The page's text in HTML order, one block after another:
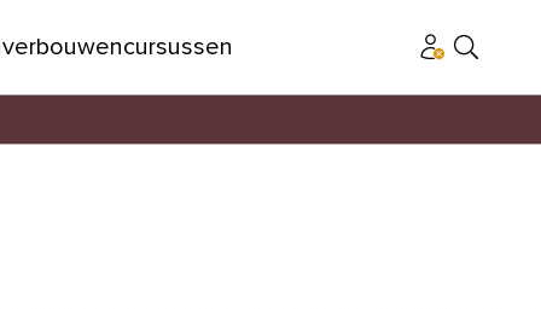
verbouwencursussen